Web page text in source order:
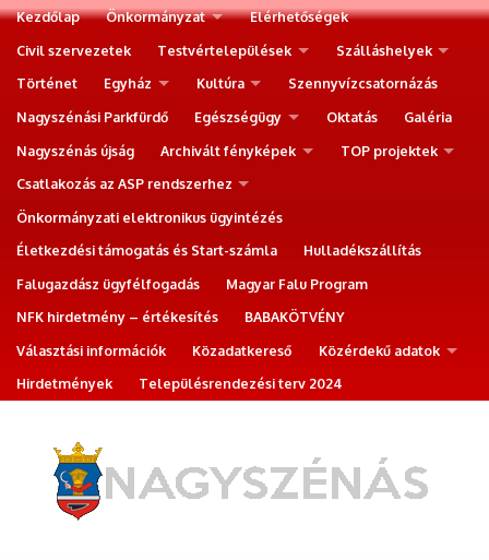
Kezdőlap Önkormányzat
Elérhetőségek
Civil szervezetek
Testvértelepülések
Szálláshelyek
Történet
Egyház Kultúra
Szennyvízcsatornázás
Nagyszénási Parkfürdő
Egészségügy Oktatás
Galéria
Nagyszénás újság
Archivált fényképek
TOP projektek
Csatlakozás az ASP rendszerhez
Önkormányzati elektronikus ügyintézés
Életkezdési támogatás és Start-számla
Hulladékszállítás
Falugazdász ügyfélfogadás
Magyar Falu Program
NFK hirdetmény – értékesítés
BABAKÖTVÉNY
Választási információk
Közadatkereső
Közérdekű adatok
Hirdetmények
Településrendezési terv 2024